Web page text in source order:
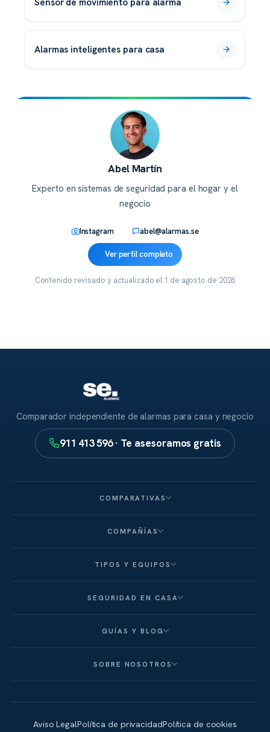
alarmas inteligentes para casa
Abel Martín
Experto en sistemas de seguridad para el hogar y el
negocio
Instagram abel@alarmas.se
Ver perfil completo
Contenido revisado y actualizado el 1 de agosto de 2026
Comparador independiente de alarmas para casa y negocio
911 413 596 · Te asesoramos gratis
COMPARATIVAS
COMPAÑÍAS
TIPOS Y EQUIPOS
SEGURIDAD EN CASA
GUÍAS Y BLOG
SOBRE NOSOTROS
Aviso LegalPolítica de privacidadPolítica de cookies